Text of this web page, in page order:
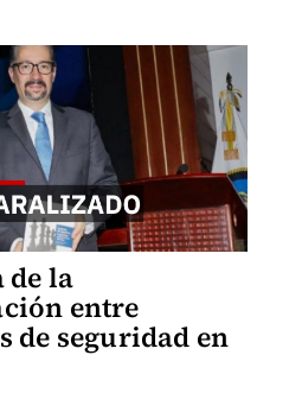
de la
entre
de seguridad en